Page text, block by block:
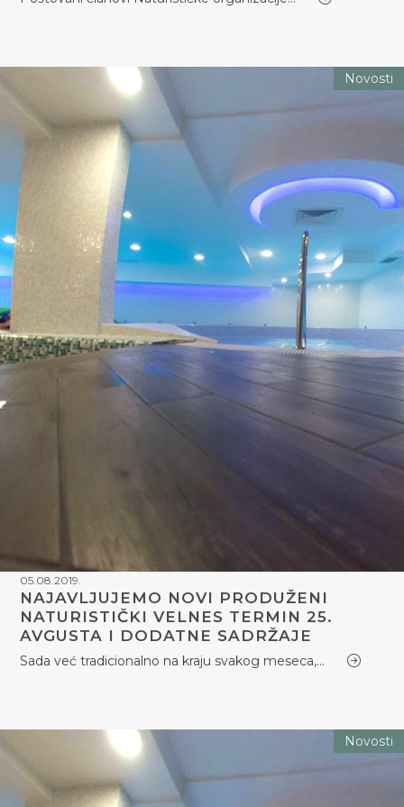
Novosti
05.08.2019.
NAJAVLJUJEMO NOVI PRODUŽENI
NATURISTIČKI VELNES TERMIN 25.
AVGUSTA I DODATNE SADRŽAJE
Sada već tradicionalno na kraju svakog meseca,…
Novosti